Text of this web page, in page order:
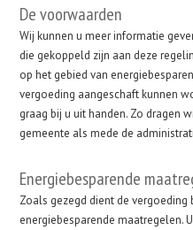
De voorwaarden
Wij kunnen u meer informatie
die gekoppeld zijn aan deze
op het gebied van
vergoeding aangeschaft kunnen
graag bij u uit handen. Zo dragen
gemeente als mede de
Energiebesparende
Zoals gezegd dient de vergoeding
energiebesparende maatregelen.